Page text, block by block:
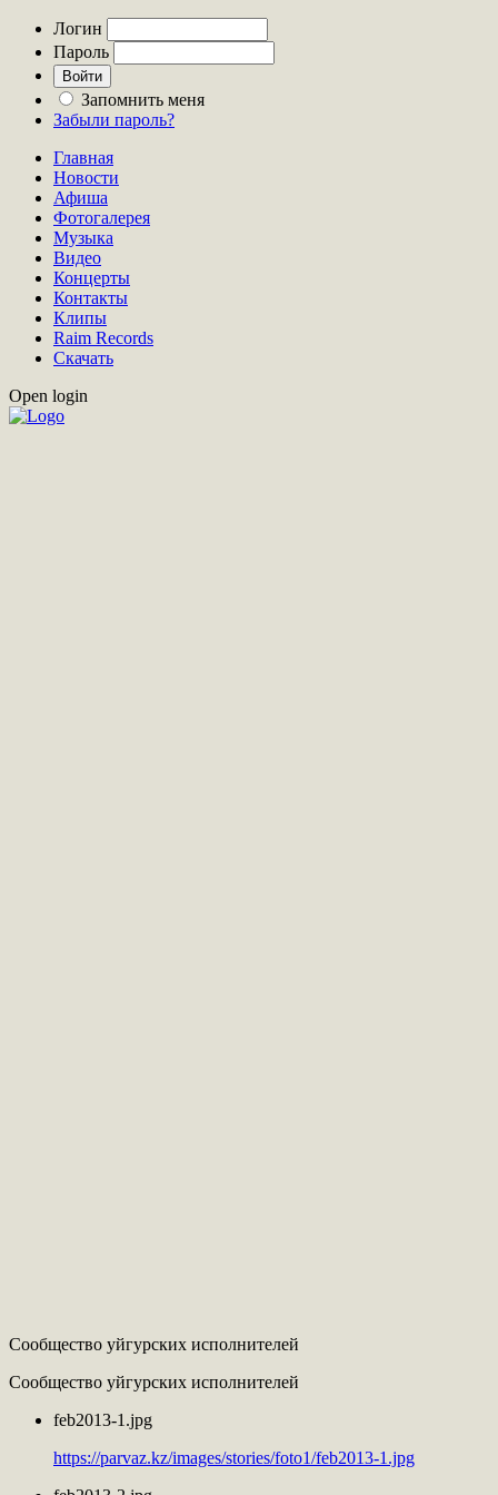
Логин
Пароль
Запомнить меня
Забыли пароль?
Главная
Новости
Афиша
Фотогалерея
Музыка
Видео
Концерты
Контакты
Клипы
Raim Records
Скачать
Open login
Сообщество уйгурских исполнителей
Сообщество уйгурских исполнителей
feb2013-1.jpg
https://parvaz.kz/images/stories/foto1/feb2013-1.jpg